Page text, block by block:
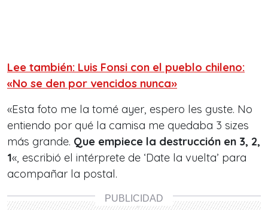
Lee también: Luis Fonsi con el pueblo chileno:
«No se den por vencidos nunca»
«Esta foto me la tomé ayer, espero les guste. No
entiendo por qué la camisa me quedaba 3 sizes
más grande. Que empiece la destrucción en 3, 2,
1«, escribió el intérprete de ‘Date la vuelta’ para
acompañar la postal.